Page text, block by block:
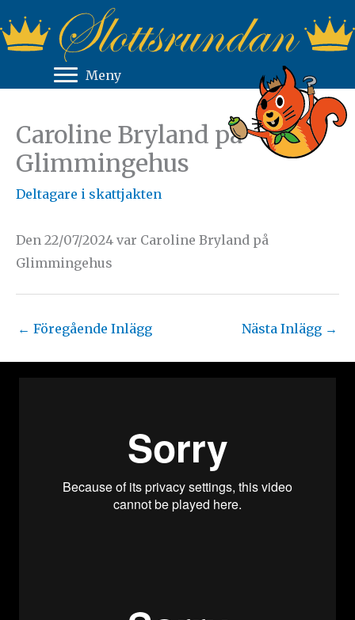
till
innehåll
Meny
Caroline Bryland på
Glimmingehus
Deltagare i skattjakten
Den 22/07/2024 var Caroline Bryland på
Glimmingehus
← Föregående Inlägg Nästa Inlägg →